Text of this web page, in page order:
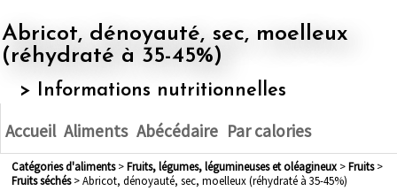
Abricot, dénoyauté, sec, moelleux
(réhydraté à 35-45%)
> Informations nutritionnelles
Accueil Aliments Abécédaire Par calories
Catégories d'aliments> fruits, légumes, légumineuses et oléagineux> fruits>
fruits séchés> Abricot, dénoyauté, sec, moelleux (réhydraté à 35-45%)